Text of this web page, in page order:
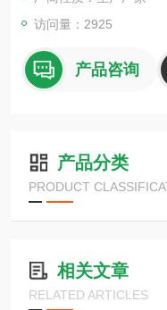
访问量：2925
产品咨询
产品分类
PRODUCT
相关文章
RELATED ARTICLES